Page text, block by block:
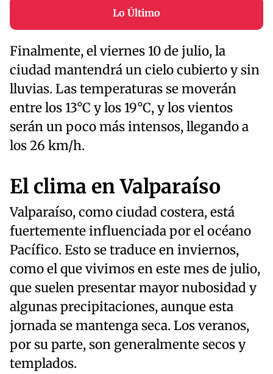
Lo Último
Finalmente, el viernes 10 de julio, la
ciudad mantendrá un cielo cubierto y sin
lluvias. Las temperaturas se moverán
entre los 13°C y los 19°C, y los vientos
serán un poco más intensos, llegando a
los 26 km/h.
El clima en Valparaíso
Valparaíso, como ciudad costera, está
fuertemente influenciada por el océano
Pacífico. Esto se traduce en inviernos,
como el que vivimos en este mes de julio,
que suelen presentar mayor nubosidad y
algunas precipitaciones, aunque esta
jornada se mantenga seca. Los veranos,
por su parte, son generalmente secos y
templados.